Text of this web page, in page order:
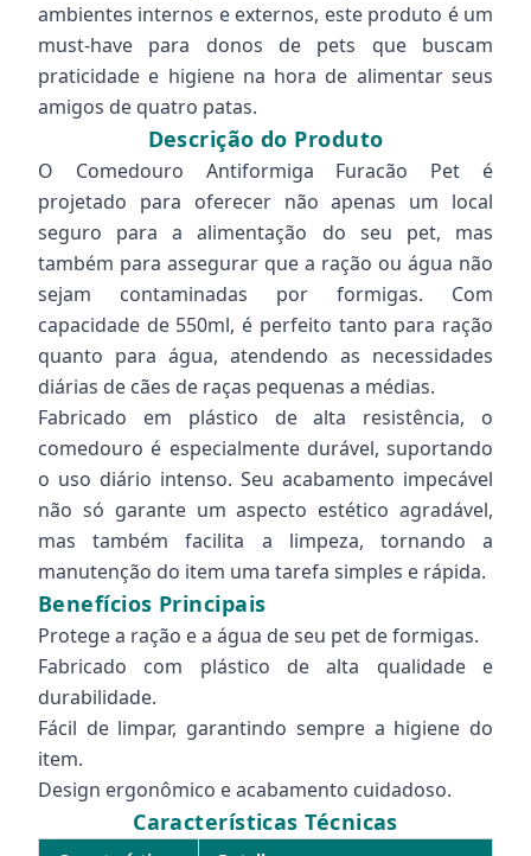
ambientes internos e externos, este produto é um
must-have para donos de pets que buscam
praticidade e higiene na hora de alimentar seus
amigos de quatro patas.
Descrição do Produto
O Comedouro Antiformiga Furacão Pet é
projetado para oferecer não apenas um local
seguro para a alimentação do seu pet, mas
também para assegurar que a ração ou água não
sejam contaminadas por formigas. Com
capacidade de 550ml, é perfeito tanto para ração
quanto para água, atendendo as necessidades
diárias de cães de raças pequenas a médias.
Fabricado em plástico de alta resistência, o
comedouro é especialmente durável, suportando
o uso diário intenso. Seu acabamento impecável
não só garante um aspecto estético agradável,
mas também facilita a limpeza, tornando a
manutenção do item uma tarefa simples e rápida.
Benefícios Principais
Protege a ração e a água de seu pet de formigas.
Fabricado com plástico de alta qualidade e
durabilidade.
Fácil de limpar, garantindo sempre a higiene do
item.
Design ergonômico e acabamento cuidadoso.
Características Técnicas